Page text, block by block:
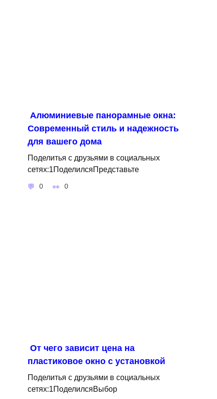
Алюминиевые панорамные окна:
Современный стиль и надежность
для вашего дома
Поделитья с друзьями в социальных
сетях:1ПоделилсяПредставьте
0 0
От чего зависит цена на
пластиковое окно с установкой
Поделитья с друзьями в социальных
сетях:1ПоделилсяВыбор